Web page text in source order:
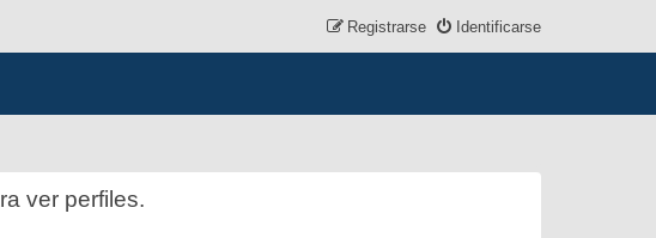
Identificarse
Registrarse
ver perfiles.